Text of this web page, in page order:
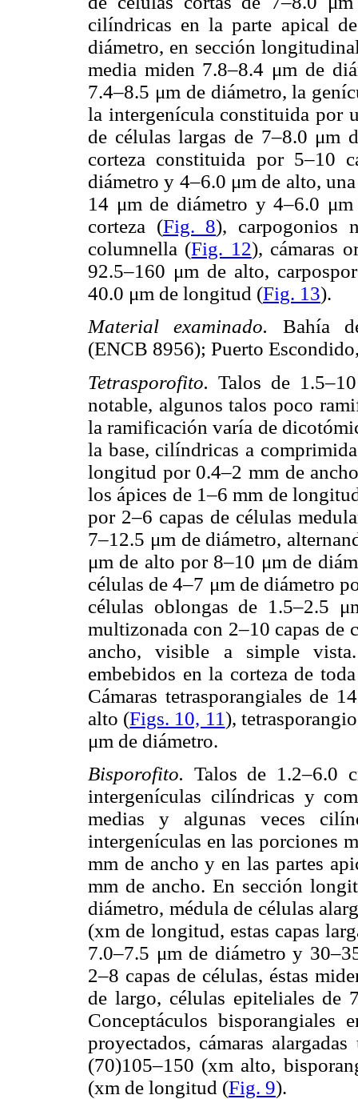
cilíndricas en la parte apical
diámetro, en sección
media miden 7.8–8.4 μm de
7.4–8.5 μm de diámetro, la
la intergenícula constituida por
de células largas de 7–8.0
corteza constituida por 5–10
diámetro y 4–6.0 μm de alto,
14 μm de diámetro y 4–6.0
corteza (Fig. 8), carpogonios
columnella (Fig. 12), cámaras
92.5–160 μm de alto,
40.0 μm de longitud (Fig. 13).
Material examinado. Bahía
(ENCB 8956); Puerto
Tetrasporofito. Talos de
notable, algunos talos poco
la ramificación varía de
la base, cilíndricas a
longitud por 0.4–2 mm de
los ápices de 1–6 mm de
por 2–6 capas de células
7–12.5 μm de diámetro,
μm de alto por 8–10 μm de
células de 4–7 μm de diámetro
células oblongas de 1.5–2.5
multizonada con 2–10 capas de
ancho, visible a simple vista.
embebidos en la corteza de
Cámaras tetrasporangiales de
alto (Figs. 10, 11),
μm de diámetro.
Bisporofito. Talos de 1.2–6.0
intergenículas cilíndricas y
medias y algunas veces
intergenículas en las porciones
mm de ancho y en las partes
mm de ancho. En sección
diámetro, médula de células
(xm de longitud, estas capas
7.0–7.5 μm de diámetro y
2–8 capas de células, éstas
de largo, células epiteliales
Conceptáculos bisporangiales
proyectados, cámaras
(70)105–150 (xm alto,
(xm de longitud (Fig. 9).